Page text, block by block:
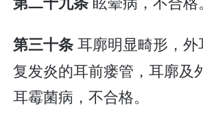
第三十条耳廓明显畸形，外
复发炎的耳前瘘管，耳廓及
耳霉菌病，不合格。